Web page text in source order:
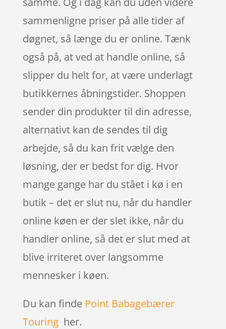
sammenligne priser på alle tider af
døgnet, så længe du er online. Tænk
også på, at ved at handle online, så
slipper du helt for, at være underlagt
butikkernes åbningstider. Shoppen
sender din produkter til din adresse,
alternativt kan de sendes til dig
arbejde, så du kan frit vælge den
løsning, der er bedst for dig. Hvor
mange gange har du stået i kø i en
butik – det er slut nu, når du handler
online køen er der slet ikke, når du
handler online, så det er slut med at
blive irriteret over langsomme
mennesker i køen.
Du kan finde Point Babagebærer
Touringher.